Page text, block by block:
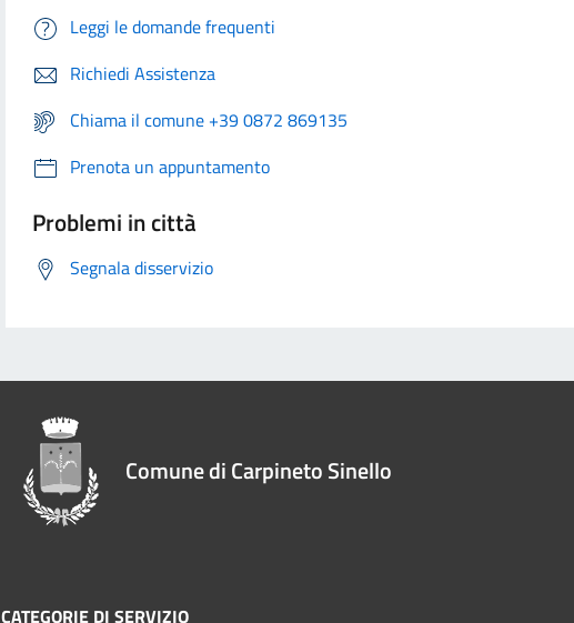
Leggi le domande frequenti
Richiedi Assistenza
Chiama il comune +39 0872 869135
Prenota un appuntamento
Problemi in città
Segnala disservizio
Comune di Carpineto Sinello
CATEGORIE DI SERVIZIO